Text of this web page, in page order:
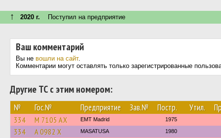
↑ 2020 г. Поступил на предприятие
Ваш комментарий
Вы не вошли на сайт.
Комментарии могут оставлять только зарегистрированные
Другие ТС с этим номером:
№ Гос.№ Предприятие Зав.№ Постр. Утил.
334 M 7105 AX EMT Madrid 1975
334 A 0982 X MASATUSA 1980